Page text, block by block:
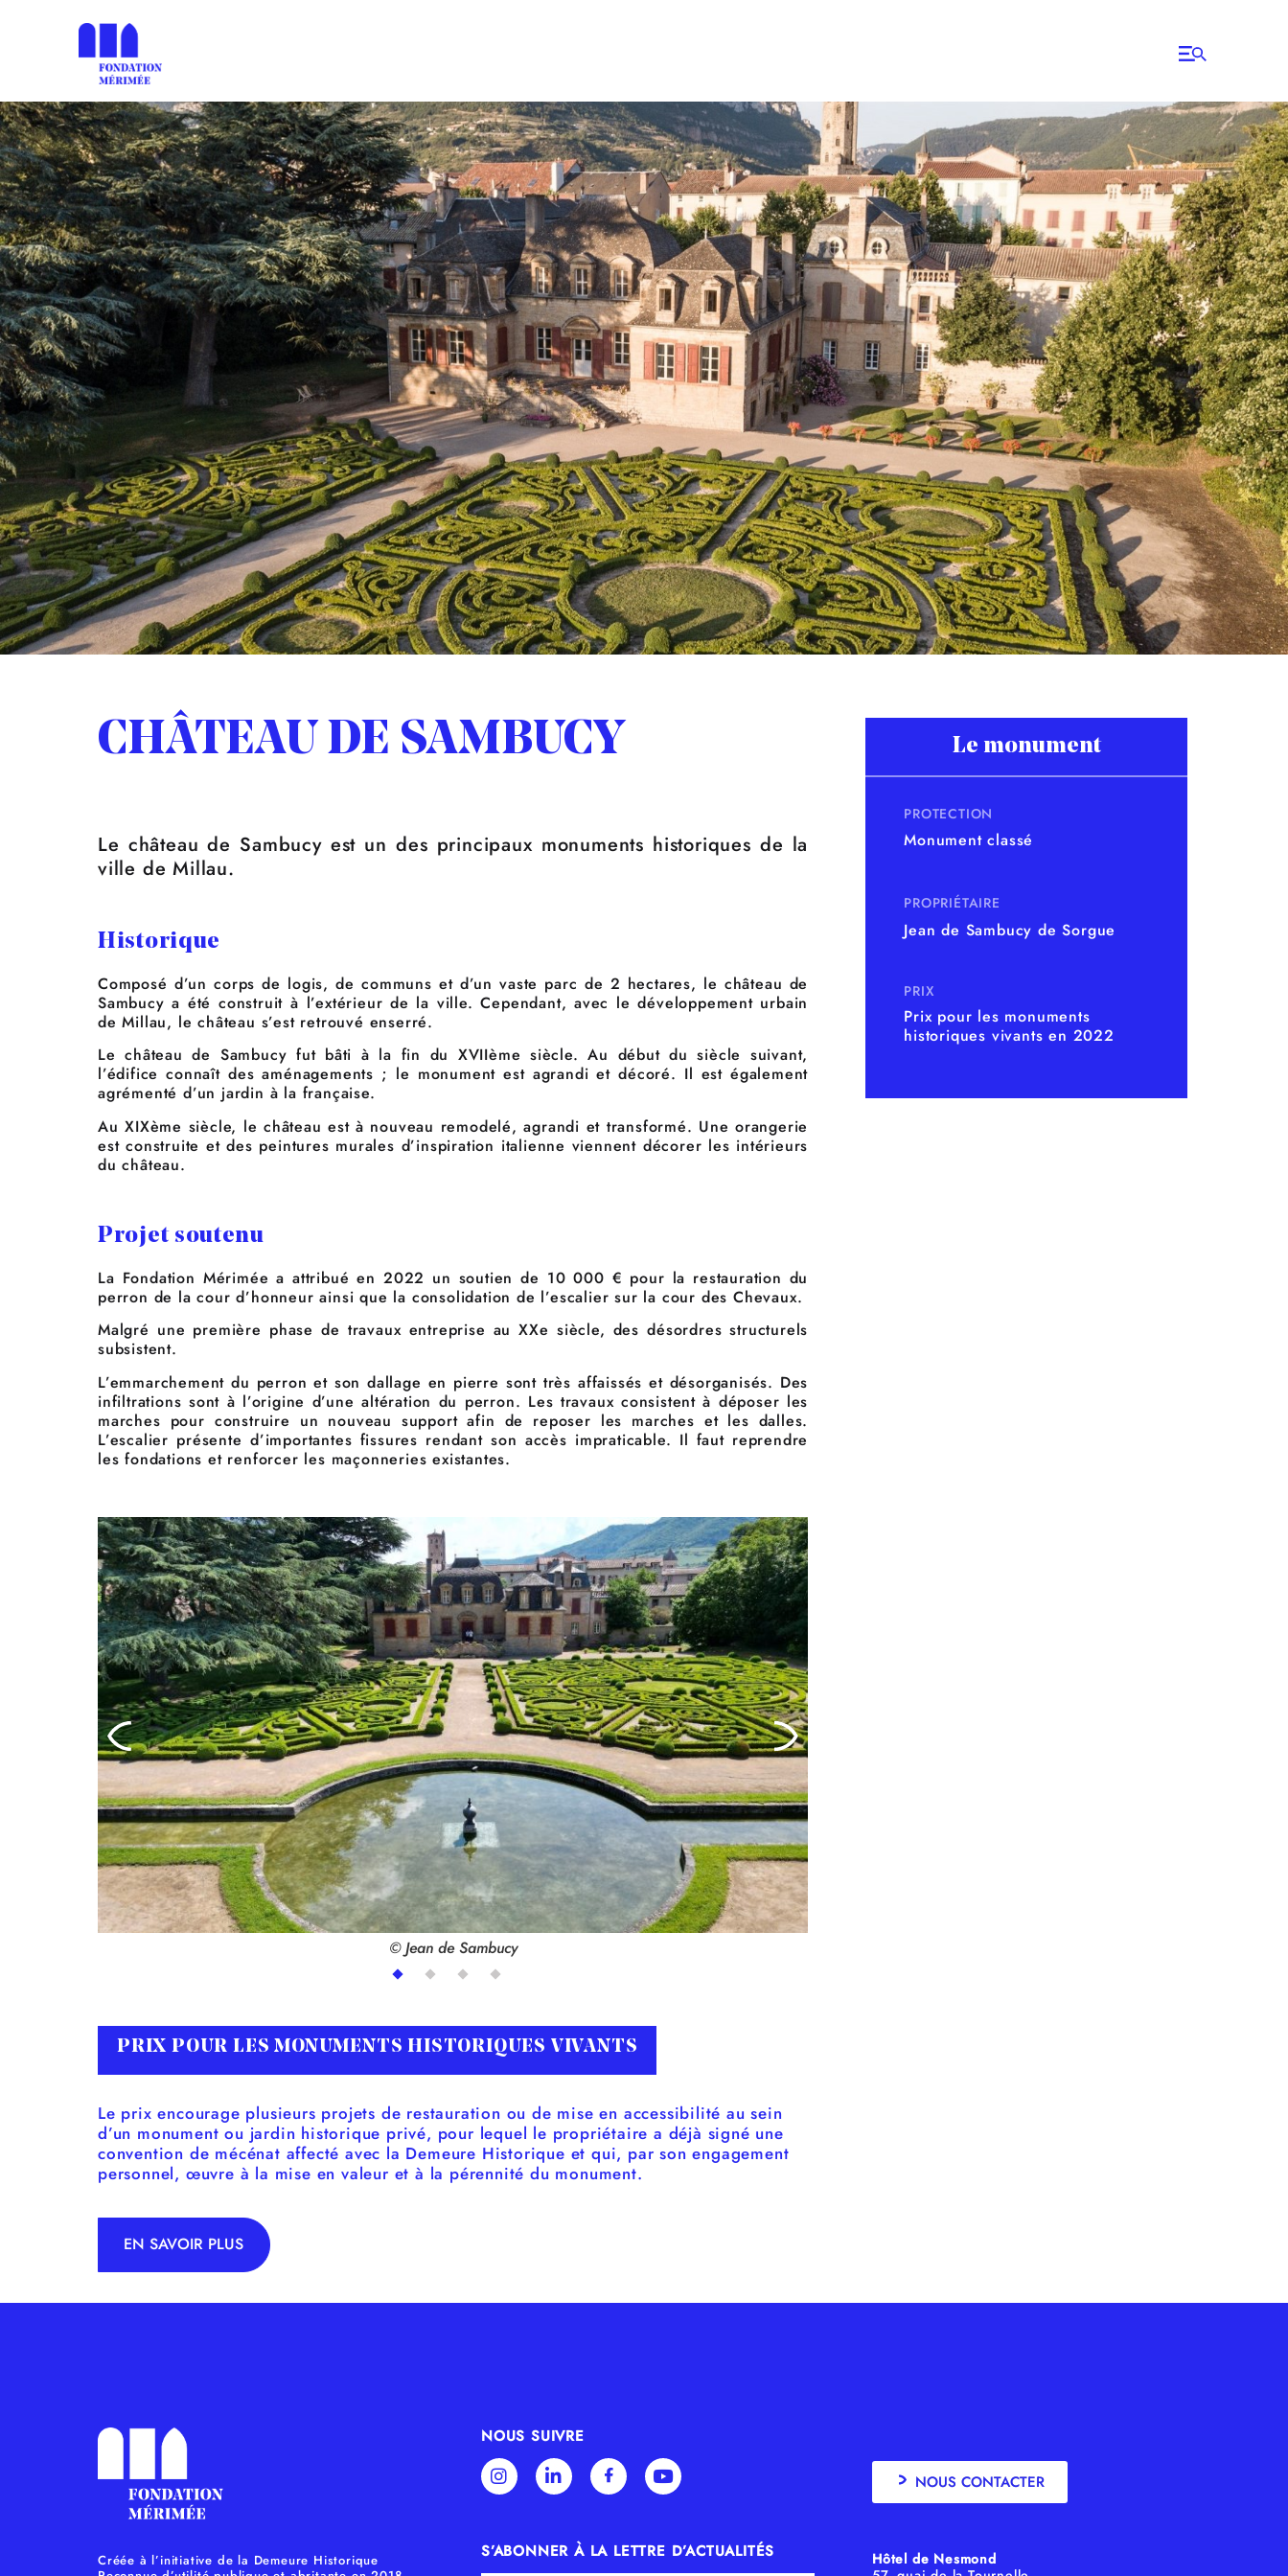
CHÂTEAU DE SAMBUCY
Le château de Sambucy est un des principaux monuments historiques de la
ville de Millau.
Historique
Composé d’un corps de logis, de communs et d’un vaste parc de 2 hectares, le château de
Sambucy a été construit à l’extérieur de la ville. Cependant, avec le développement urbain
de Millau, le château s’est retrouvé enserré.
Le château de Sambucy fut bâti à la fin du XVIIème siècle. Au début du siècle suivant,
l’édifice connaît des aménagements ; le monument est agrandi et décoré. Il est également
agrémenté d’un jardin à la française.
Au XIXème siècle, le château est à nouveau remodelé, agrandi et transformé. Une orangerie
est construite et des peintures murales d’inspiration italienne viennent décorer les intérieurs
du château.
Projet soutenu
La Fondation Mérimée a attribué en 2022 un soutien de 10 000 € pour la restauration du
perron de la cour d’honneur ainsi que la consolidation de l’escalier sur la cour des Chevaux.
Malgré une première phase de travaux entreprise au XXe siècle, des désordres structurels
subsistent.
L’emmarchement du perron et son dallage en pierre sont très affaissés et désorganisés. Des
infiltrations sont à l’origine d’une altération du perron. Les travaux consistent à déposer les
marches pour construire un nouveau support afin de reposer les marches et les dalles.
L’escalier présente d’importantes fissures rendant son accès impraticable. Il faut reprendre
les fondations et renforcer les maçonneries existantes.
© Jean de Sambucy
PRIX POUR LES MONUMENTS HISTORIQUES VIVANTS
Le prix encourage plusieurs projets de restauration ou de mise en accessibilité au sein
d’un monument ou jardin historique privé, pour lequel le propriétaire a déjà signé une
convention de mécénat affecté avec la Demeure Historique et qui, par son engagement
personnel, œuvre à la mise en valeur et à la pérennité du monument.
EN SAVOIR PLUS
Le monument
PROTECTION
Monument classé
PROPRIÉTAIRE
Jean de Sambucy de Sorgue
PRIX
Prix pour les monuments
historiques vivants en 2022
Créée à l’initiative de la Demeure Historique
NOUS SUIVRE
S’ABONNER À LA LETTRE D’ACTUALITÉS
NOUS CONTACTER
Hôtel de Nesmond